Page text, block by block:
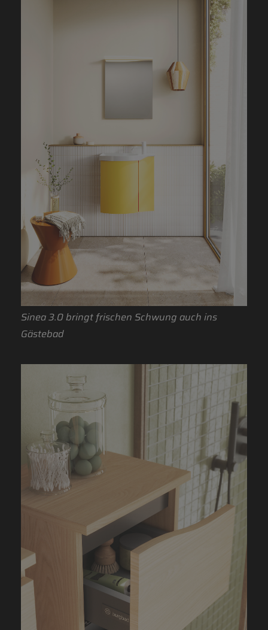
Sinea 3.0 bringt frischen Schwung auch ins
Gästebad